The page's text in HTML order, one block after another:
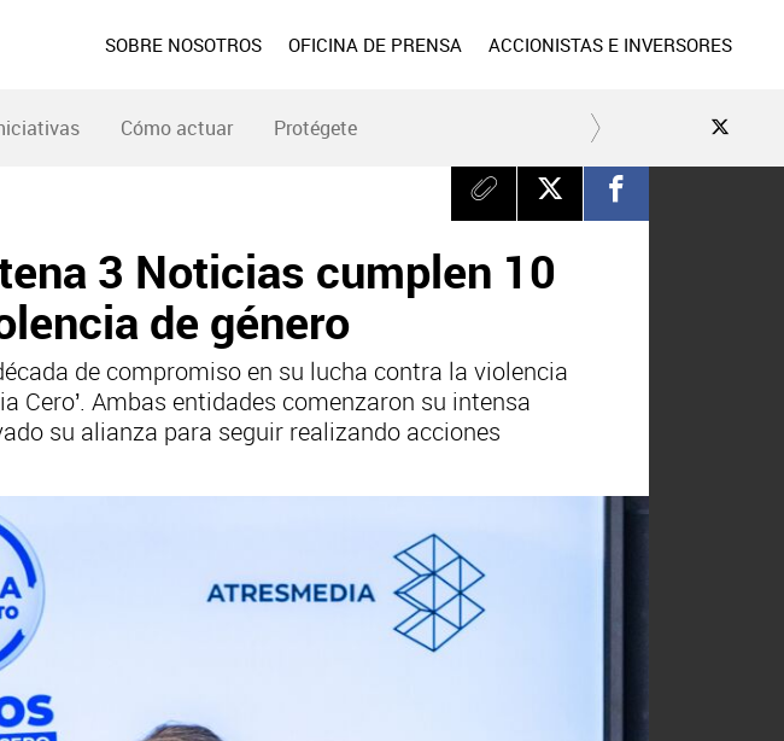
SOBRE NOSOTROS OFICINA DE PRENSA ACCIONISTAS E INVERSORES
Cómo actuar Protégete
3 Noticias cumplen 10
de género
de compromiso en su lucha contra la violencia
Cero’. Ambas entidades comenzaron su intensa
su alianza para seguir realizando acciones